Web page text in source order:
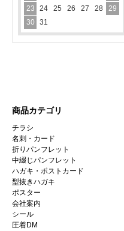
23
24 25 26 27 28
29
30
31
商品カテゴリ
チラシ
名刺・カード
折りパンフレット
中綴じパンフレット
ハガキ・ポストカード
型抜きハガキ
ポスター
会社案内
シール
圧着DM